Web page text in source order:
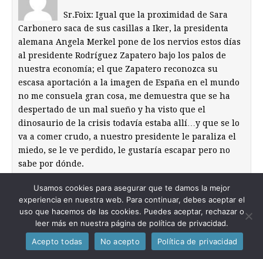
Sr.Foix: Igual que la proximidad de Sara
Carbonero saca de sus casillas a Iker, la presidenta
alemana Angela Merkel pone de los nervios estos días
al presidente Rodríguez Zapatero bajo los palos de
nuestra economía; el que Zapatero reconozca su
escasa aportación a la imagen de España en el mundo
no me consuela gran cosa, me demuestra que se ha
despertado de un mal sueño y ha visto que el
dinosaurio de la crisis todavía estaba allí…y que se lo
va a comer crudo, a nuestro presidente le paraliza el
miedo, se le ve perdido, le gustaría escapar pero no
sabe por dónde.
Jaume dice:
17/06/2010 a las 15:32
Si Zp no sabe por dónde escapar yo le
puedo dar una idea, que dimita y pongan a
Usamos cookies para asegurar que te damos la mejor
experiencia en nuestra web. Para continuar, debes aceptar el
uso que hacemos de las cookies. Puedes aceptar, rechazar o
leer más en nuestra página de política de privacidad.
Acepto todas
No acepto Política de privacidad